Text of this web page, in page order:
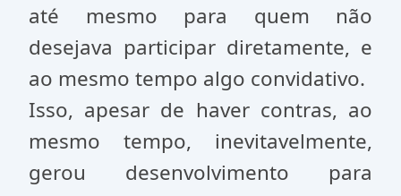
até mesmo para quem não
desejava participar diretamente, e
ao mesmo tempo algo convidativo.
Isso, apesar de haver contras, ao
mesmo tempo, inevitavelmente,
gerou desenvolvimento para